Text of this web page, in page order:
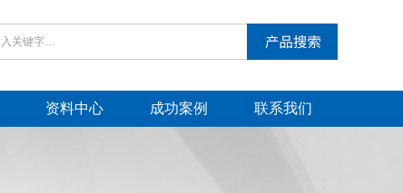
资料中心 成功案例 联系我们